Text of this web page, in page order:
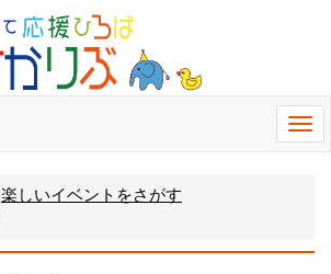
楽しいイベントをさがす